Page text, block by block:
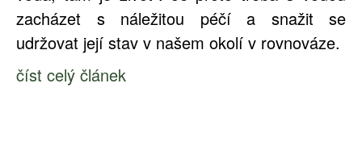
zacházet s náležitou péčí a snažit se
udržovat její stav v našem okolí v rovnováze.
číst celý článek